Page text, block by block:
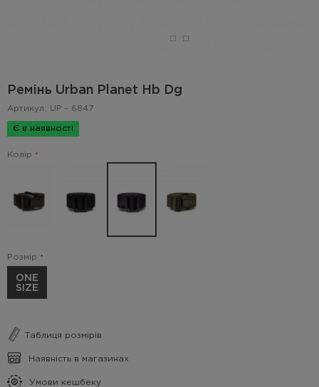
Ремінь Urban Planet Hb Dg
Артикул: UP - 6847
Є в наявності
Колір
Розмір
ONE
SIZE
Таблиця розмірів
Наявність в магазинах
Умови кешбеку